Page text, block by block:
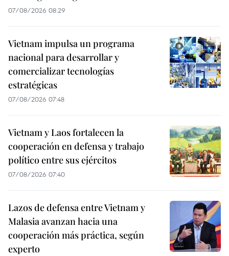
07/08/2026 08:29
Vietnam impulsa un programa
nacional para desarrollar y
comercializar tecnologías
estratégicas
07/08/2026 07:48
Vietnam y Laos fortalecen la
cooperación en defensa y trabajo
político entre sus ejércitos
07/08/2026 07:40
Lazos de defensa entre Vietnam y
Malasia avanzan hacia una
cooperación más práctica, según
experto